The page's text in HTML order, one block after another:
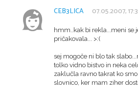
CEB3LICA 07.05.2007,
hmm..kak bi rekla...meni se
pričakovala... >:(
sej mogoče ni blo tak
tolko vidno bistvo in neka
zaklučla ravno takrat ko
slovnico, ker mam ziher dosti